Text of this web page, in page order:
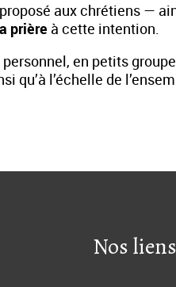
aux chrétiens —
prière à cette intention.
en petits
l’échelle de
Nos